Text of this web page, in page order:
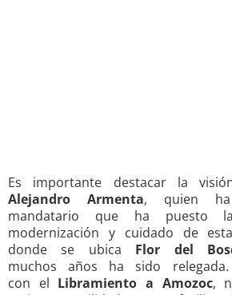
Es importante destacar la
Alejandro Armenta, quien
mandatario que ha puesto
modernización y cuidado de
donde se ubica Flor del
muchos años ha sido
con el Libramiento a Amozoc,